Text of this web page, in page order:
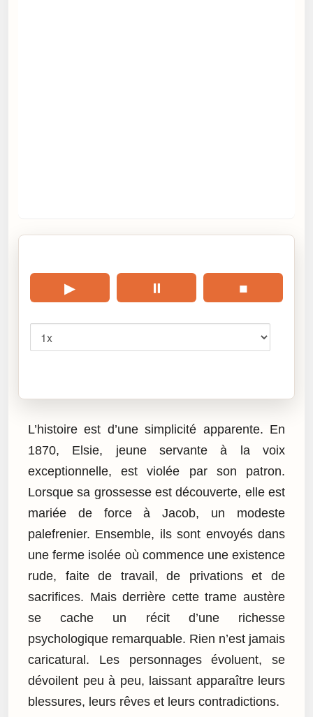
▶ ⏸ ■
L’histoire est d’une simplicité apparente. En
1870, Elsie, jeune servante à la voix
exceptionnelle, est violée par son patron.
Lorsque sa grossesse est découverte, elle est
mariée de force à Jacob, un modeste
palefrenier. Ensemble, ils sont envoyés dans
une ferme isolée où commence une existence
rude, faite de travail, de privations et de
sacrifices. Mais derrière cette trame austère
se cache un récit d’une richesse
psychologique remarquable. Rien n’est jamais
caricatural. Les personnages évoluent, se
dévoilent peu à peu, laissant apparaître leurs
blessures, leurs rêves et leurs contradictions.